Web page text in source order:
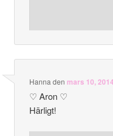
Hanna den mars 10,
♡ Aron ♡
Härligt!